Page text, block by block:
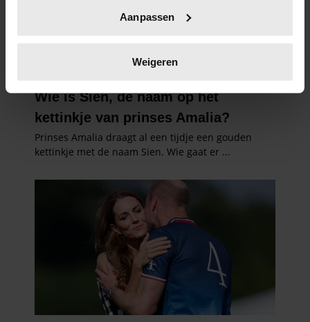
scannen op specifieke eigenschappen (fingerprinting)
verwerkt en stel uw voorkeuren in het
intrekken in de Cookieverklaring.
We gebruiken cookies om content en advertenties te
personaliseren, om functies voor social media te bieden
en om ons websiteverkeer te analyseren. Ook delen we
partners voor social media, adverteren en analyse. Deze
partners kunnen deze gegevens combineren met andere
informatie die u aan ze heeft verstrekt of die ze hebben
verzameld op basis van uw gebruik van hun services. U
gaat akkoord met onze cookies als u onze website blijft
Aanpassen
Weigeren